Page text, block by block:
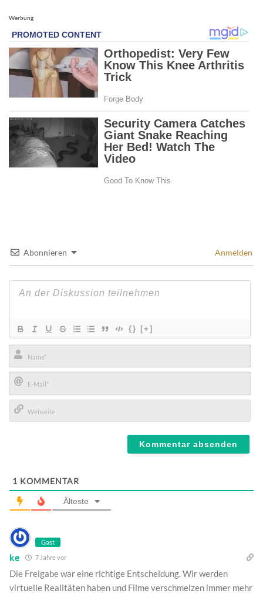
Werbung
Abonnieren Anmelden
{} [+]
Name*
E-
Mail*
1 KOMMENTAR
Älteste
Gast
ke 7 Jahre vor
Die Freigabe war eine richtige Entscheidung. Wir werden
virtuelle Realitäten haben und Filme verschmelzen immer mehr